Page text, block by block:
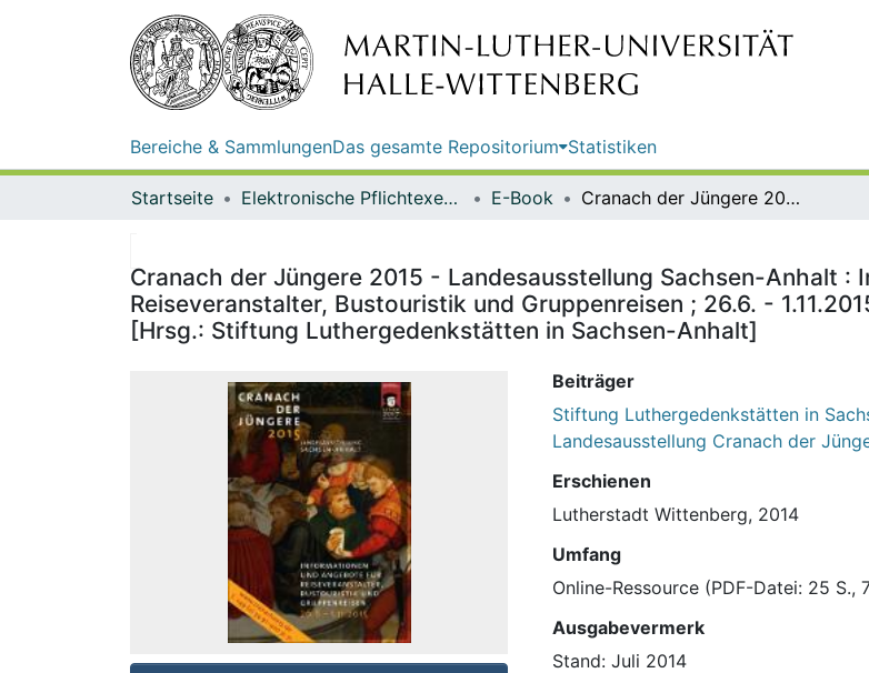
Bereiche & SammlungenDas gesamte Repositorium Statistiken
Startseite Elektronische Pflichtexemplare E-Book Cranach der Jüngere 2015 - Landesausstellung Sachsen-Anhalt : Informationen und Angebote für Reiseveranstalter, Bustouristik und Gruppenreisen ; 26.6. - 1.11.2015 [in] Wittenberg, Dessau und Wörlitz / [Hrsg.: Stiftung Luthergedenkstätten in Sachsen-Anhalt]
Cranach der Jüngere 2015 - Landesausstellung Sachsen-Anhalt :
Reiseveranstalter, Bustouristik und Gruppenreisen ; 26.6. -
[Hrsg.: Stiftung Luthergedenkstätten in Sachsen-Anhalt]
Beiträger
Stiftung Luthergedenkstätten in
Landesausstellung Cranach der
Erschienen
Lutherstadt Wittenberg, 2014
Umfang
Online-Ressource (PDF-Datei: 25 S.,
Ausgabevermerk
Stand: Juli 2014